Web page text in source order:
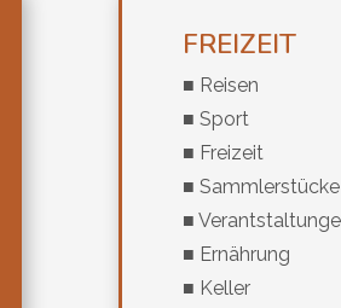
FREIZEIT
■ Reisen
■ Sport
■ Freizeit
■ Sammlerstücke
■
■ Ernährung
■ Keller